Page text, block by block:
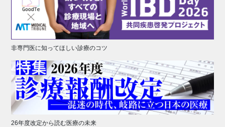
非専門医に知ってほしい診療のコツ
26年度改定から読む医療の未来